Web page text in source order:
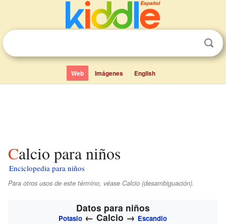
Web Imágenes English
Calcio para niños
Enciclopedia para niños
Para otros usos de este término, véase Calcio (desambiguación).
Datos para niños
Potasio ←Calcio → Escandio